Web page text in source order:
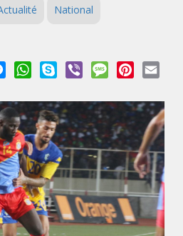
National
MessengerWhatsApp
Skype Viber MessagePinterest